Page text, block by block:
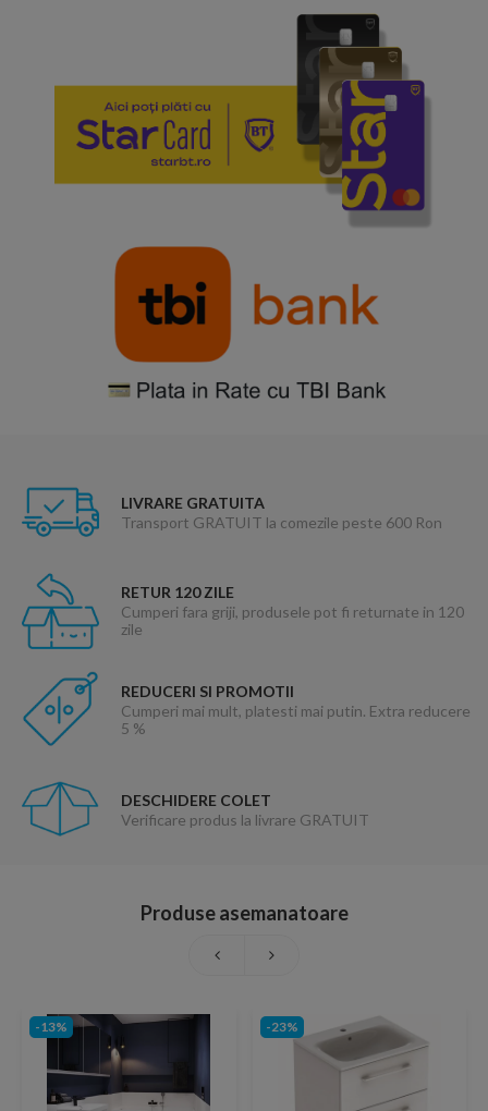
LIVRARE GRATUITA
Transport GRATUIT la comezile peste 600 Ron
RETUR 120 ZILE
Cumperi fara griji, produsele pot fi returnate in 120
zile
REDUCERI SI PROMOTII
Cumperi mai mult, platesti mai putin. Extra reducere
5 %
DESCHIDERE COLET
Verificare produs la livrare GRATUIT
Produse asemanatoare
-13% -23%